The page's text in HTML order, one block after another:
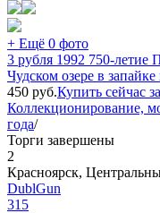
+ Ещё 0 фото
3 рубля 1992 750-летие
Чудском озере в
450 руб.Купить сейчас за
Коллекционирование,
года/
Торги завершены
2
Красноярск,
DublGun
315